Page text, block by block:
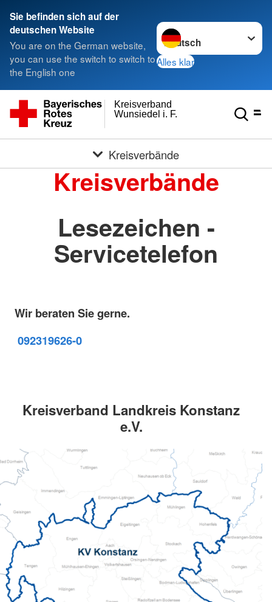
Sie befinden sich auf der
deutschen Website
You are on the German website,
you can use the switch to switch to
the English one
Sprache wechseln zu
Alles klar
Wunsiedel i. F.
Kreisverband
Kreisverbände
Kreisverbände
Lesezeichen -
Servicetelefon
Wir beraten Sie gerne.
092319626-0
Kreisverband Landkreis Konstanz
e.V.